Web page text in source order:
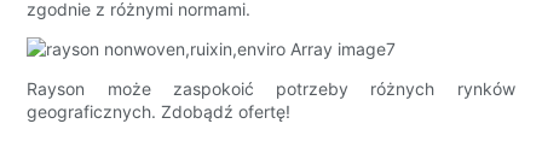
zgodnie z różnymi normami.
Rayson może zaspokoić potrzeby różnych rynków
geograficznych. Zdobądź ofertę!